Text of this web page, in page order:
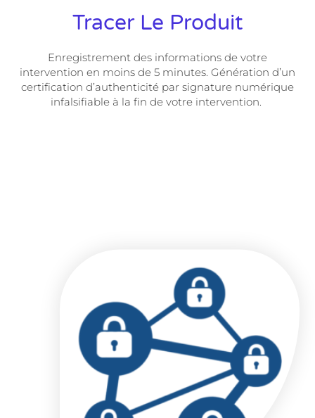
Tracer Le Produit
Enregistrement des informations de votre
intervention en moins de 5 minutes. Génération d’un
certification d’authenticité par signature numérique
infalsifiable à la fin de votre intervention.